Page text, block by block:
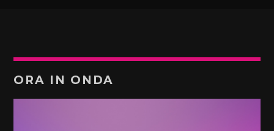
ORA IN ONDA